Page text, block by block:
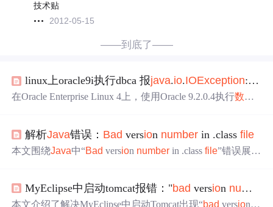
技术贴
2012-05-15
——到底了——
linux上oracle9i执行dbca 报java.io.IOException: Bad
在Oracle Enterprise Linux 4上，使用Oracle 9.2.0.4执行数据
1，该问题可能由gcc/g++编译问题引起。解决方案是将系
统中原有的gcc和g++重命名，然后执行relink all操作，以解
解析Java错误： Bad version number in .classfile
本文围绕Java中“Bad version number in .classfile”错误展
法，还阐述了类路径管理与错误排查技巧，最后给出解决
该错误的综合方法。
MyEclipse中启动tomcat报错："bad version number
本文介绍了解决MyEclipse中启动Tomcat出现“bad versionn